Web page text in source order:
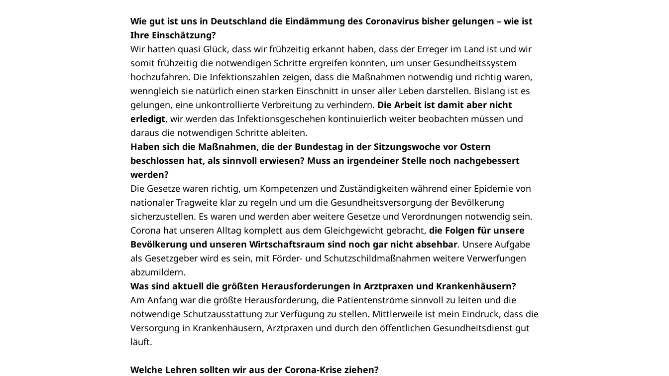
Wie gut ist uns in Deutschland die Eindämmung des Coronavirus bisher gelungen – wie ist
Ihre Einschätzung?
Wir hatten quasi Glück, dass wir frühzeitig erkannt haben, dass der Erreger im Land ist und wir
somit frühzeitig die notwendigen Schritte ergreifen konnten, um unser Gesundheitssystem
hochzufahren. Die Infektionszahlen zeigen, dass die Maßnahmen notwendig und richtig waren,
wenngleich sie natürlich einen starken Einschnitt in unser aller Leben darstellen. Bislang ist es
gelungen, eine unkontrollierte Verbreitung zu verhindern. Die Arbeit ist damit aber nicht
erledigt, wir werden das Infektionsgeschehen kontinuierlich weiter beobachten müssen und
daraus die notwendigen Schritte ableiten.
Haben sich die Maßnahmen, die der Bundestag in der Sitzungswoche vor Ostern
beschlossen hat, als sinnvoll erwiesen? Muss an irgendeiner Stelle noch nachgebessert
werden?
Die Gesetze waren richtig, um Kompetenzen und Zuständigkeiten während einer Epidemie von
nationaler Tragweite klar zu regeln und um die Gesundheitsversorgung der Bevölkerung
sicherzustellen. Es waren und werden aber weitere Gesetze und Verordnungen notwendig sein.
Corona hat unseren Alltag komplett aus dem Gleichgewicht gebracht, die Folgen für unsere
Bevölkerung und unseren Wirtschaftsraum sind noch gar nicht absehbar. Unsere Aufgabe
als Gesetzgeber wird es sein, mit Förder- und Schutzschildmaßnahmen weitere Verwerfungen
abzumildern.
Was sind aktuell die größten Herausforderungen in Arztpraxen und Krankenhäusern?
Am Anfang war die größte Herausforderung, die Patientenströme sinnvoll zu leiten und die
notwendige Schutzausstattung zur Verfügung zu stellen. Mittlerweile ist mein Eindruck, dass die
Versorgung in Krankenhäusern, Arztpraxen und durch den öffentlichen Gesundheitsdienst gut
läuft.
Welche Lehren sollten wir aus der Corona-Krise ziehen?